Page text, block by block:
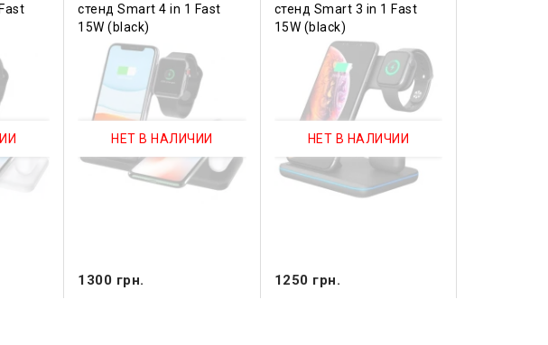
стенд Smart 4 in 1 Fast
15W (black)
НЕТ В НАЛИЧИИ
1300 грн.
стенд Smart 3 in 1 Fast
15W (black)
НЕТ В НАЛИЧИИ
1250 грн.